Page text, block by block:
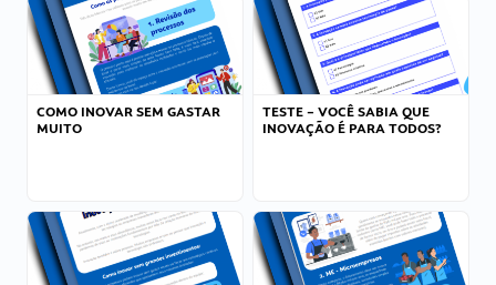
COMO INOVAR SEM GASTAR
MUITO
TESTE – VOCÊ SABIA QUE
INOVAÇÃO É PARA TODOS?